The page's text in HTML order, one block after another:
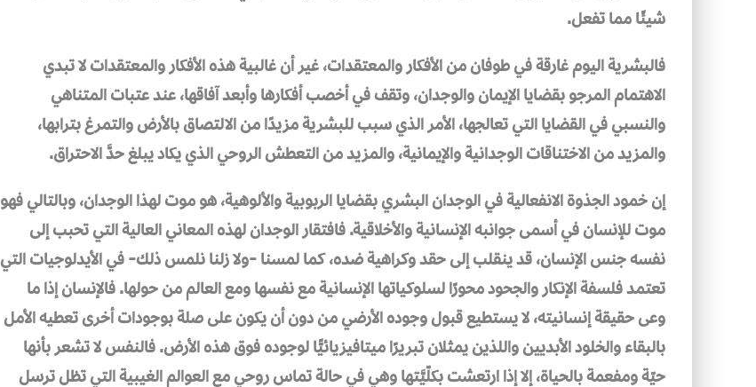
شيئًا مما تفعل.
فالبشرية اليوم غارقة في طوفان من الأفكار والمعتقدات، غير أن غالبية هذه الأفكار والمعتقدات لا تبدي
الاهتمام المرجو بقضايا الإيمان والوجدان، وتقف في أخصب أفكارها وأبعد آفاقها، عند عتبات المتناهي
والنسبي في القضايا التي تعالجها، الأمر الذي سبب للبشرية مزيدًا من الالتصاق بالأرض والتمرغ بترابها،
والمزيد من الاختناقات الوجدانية والإيمانية، والمزيد من التعطش الروحي الذي يكاد يبلغ حدَّ الاحتراق.
إن خمود الجذوة الانفعالية في الوجدان البشري بقضايا الربوبية والألوهية، هو موت لهذا الوجدان، وبالتالي فهو
موت للإنسان في أسمى جوانبه الإنسانية والأخلاقية. فافتقار الوجدان لهذه المعاني العالية التي تحبب إلى
نفسه جنس الإنسان، قد ينقلب إلى حقد وكراهية ضده، كما لمسنا -ولا زلنا نلمس ذلك- في الأيدلوجيات التي
تعتمد فلسفة الإنكار والجحود محورًا لسلوكياتها الإنسانية مع نفسها ومع العالم من حولها. فالإنسان إذا ما
وعى حقيقة إنسانيته، لا يستطيع قبول وجوده الأرضي من دون أن يكون على صلة بوجودات أخرى تعطيه الأمل
بالبقاء والخلود الأبديين واللذين يمثلان تبريرًا ميتافيزيائيًّا لوجوده فوق هذه الأرض. فالنفس لا تشعر بأنها
حيّة ومفعمة بالحياة، إلا إذا ارتعشت بكلّيَّتها وهي في حالة تماس روحي مع العوالم الغيبية التي تظل ترسل